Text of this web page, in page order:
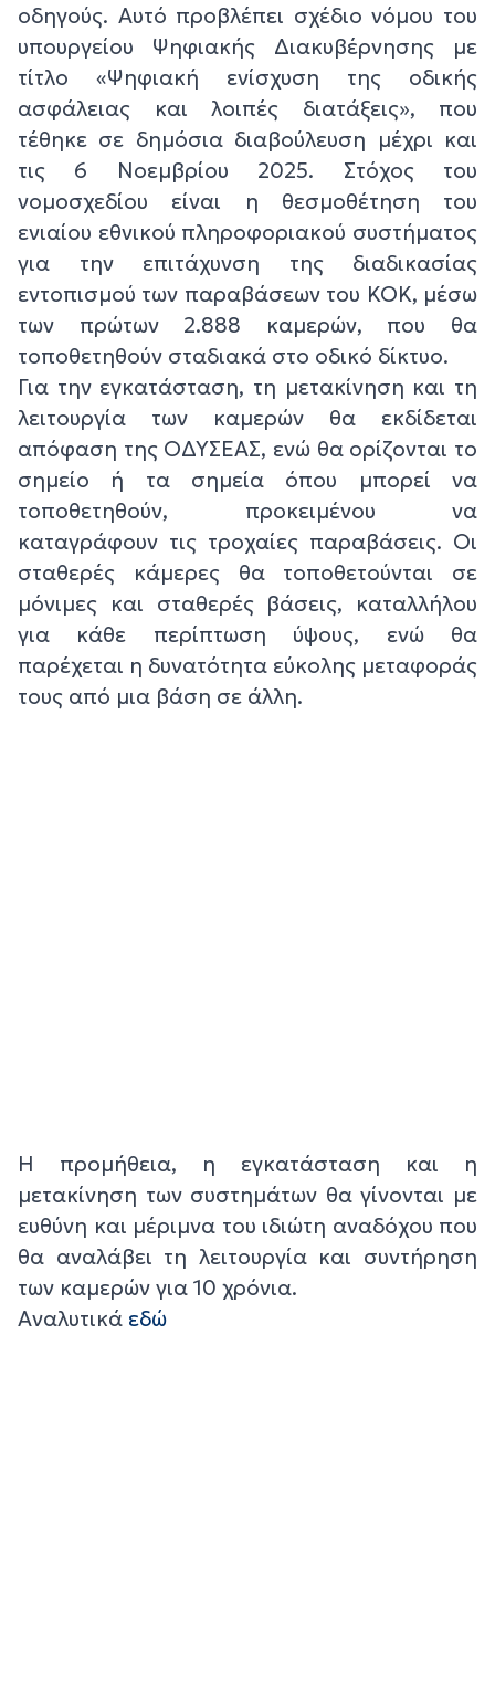
οδηγούς. Αυτό προβλέπει σχέδιο νόμου του
υπουργείου Ψηφιακής Διακυβέρνησης με
τίτλο «Ψηφιακή ενίσχυση της οδικής
ασφάλειας και λοιπές διατάξεις», που
τέθηκε σε δημόσια διαβούλευση μέχρι και
τις 6 Νοεμβρίου 2025. Στόχος του
νομοσχεδίου είναι η θεσμοθέτηση του
ενιαίου εθνικού πληροφοριακού συστήματος
για την επιτάχυνση της διαδικασίας
εντοπισμού των παραβάσεων του ΚΟΚ, μέσω
των πρώτων 2.888 καμερών, που θα
τοποθετηθούν σταδιακά στο οδικό δίκτυο.
Για την εγκατάσταση, τη μετακίνηση και τη
λειτουργία των καμερών θα εκδίδεται
απόφαση της ΟΔΥΣΕΑΣ, ενώ θα ορίζονται το
σημείο ή τα σημεία όπου μπορεί να
τοποθετηθούν, προκειμένου να
καταγράφουν τις τροχαίες παραβάσεις. Οι
σταθερές κάμερες θα τοποθετούνται σε
μόνιμες και σταθερές βάσεις, καταλλήλου
για κάθε περίπτωση ύψους, ενώ θα
παρέχεται η δυνατότητα εύκολης μεταφοράς
τους από μια βάση σε άλλη.
Η προμήθεια, η εγκατάσταση και η
μετακίνηση των συστημάτων θα γίνονται με
ευθύνη και μέριμνα του ιδιώτη αναδόχου που
θα αναλάβει τη λειτουργία και συντήρηση
των καμερών για 10 χρόνια.
Αναλυτικά εδώ